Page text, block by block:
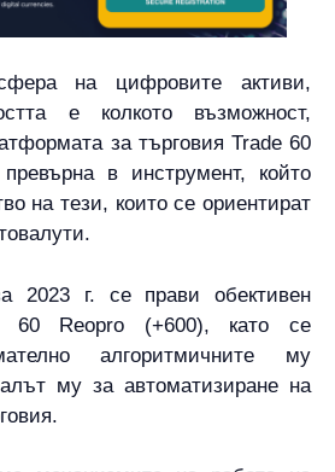
на цифровите активи,
е колкото възможност,
за търговия Trade 60
в инструмент, който
на тези, които се ориентират
2023 г. се прави обективен
60 Reopro (+600), като се
алгоритмичните му
му за автоматизиране на